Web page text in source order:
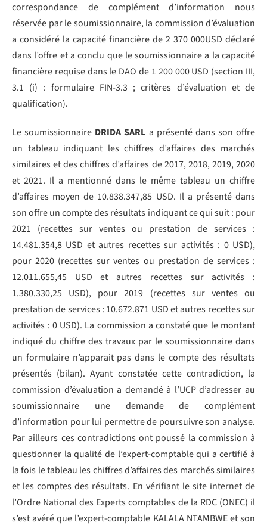
correspondance de complément d’information nous
réservée par le soumissionnaire, la commission d’évaluation
a considéré la capacité financière de 2 370 000USD déclaré
dans l’offre et a conclu que le soumissionnaire a la capacité
financière requise dans le DAO de 1 200 000 USD (section III,
3.1 (i) : formulaire FIN-3.3 ; critères d’évaluation et de
qualification).
Le soumissionnaire DRIDA SARL a présenté dans son offre
un tableau indiquant les chiffres d’affaires des marchés
similaires et des chiffres d’affaires de 2017, 2018, 2019, 2020
et 2021. Il a mentionné dans le même tableau un chiffre
d’affaires moyen de 10.838.347,85 USD. Il a présenté dans
son offre un compte des résultats indiquant ce qui suit : pour
2021 (recettes sur ventes ou prestation de services :
14.481.354,8 USD et autres recettes sur activités : 0 USD),
pour 2020 (recettes sur ventes ou prestation de services :
12.011.655,45 USD et autres recettes sur activités :
1.380.330,25 USD), pour 2019 (recettes sur ventes ou
prestation de services : 10.672.871 USD et autres recettes sur
activités : 0 USD). La commission a constaté que le montant
indiqué du chiffre des travaux par le soumissionnaire dans
un formulaire n’apparait pas dans le compte des résultats
présentés (bilan). Ayant constatée cette contradiction, la
commission d’évaluation a demandé à l’UCP d’adresser au
soumissionnaire une demande de complément
d’information pour lui permettre de poursuivre son analyse.
Par ailleurs ces contradictions ont poussé la commission à
questionner la qualité de l’expert-comptable qui a certifié à
la fois le tableau les chiffres d’affaires des marchés similaires
et les comptes des résultats. En vérifiant le site internet de
l’Ordre National des Experts comptables de la RDC (ONEC) il
s’est avéré que l’expert-comptable KALALA NTAMBWE et son